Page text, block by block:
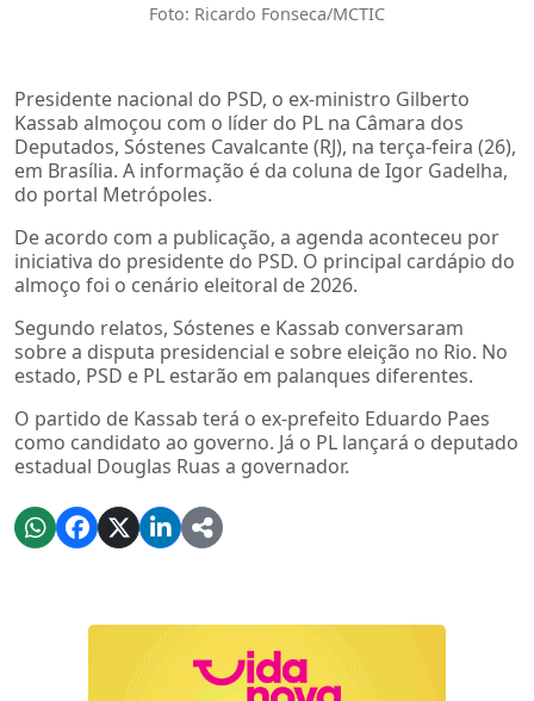
Foto: Ricardo Fonseca/MCTIC
Presidente nacional do PSD, o ex-ministro Gilberto
Kassab almoçou com o líder do PL na Câmara dos
Deputados, Sóstenes Cavalcante (RJ), na terça-feira (26),
em Brasília. A informação é da coluna de Igor Gadelha,
do portal Metrópoles.
De acordo com a publicação, a agenda aconteceu por
iniciativa do presidente do PSD. O principal cardápio do
almoço foi o cenário eleitoral de 2026.
Segundo relatos, Sóstenes e Kassab conversaram
sobre a disputa presidencial e sobre eleição no Rio. No
estado, PSD e PL estarão em palanques diferentes.
O partido de Kassab terá o ex-prefeito Eduardo Paes
como candidato ao governo. Já o PL lançará o deputado
estadual Douglas Ruas a governador.